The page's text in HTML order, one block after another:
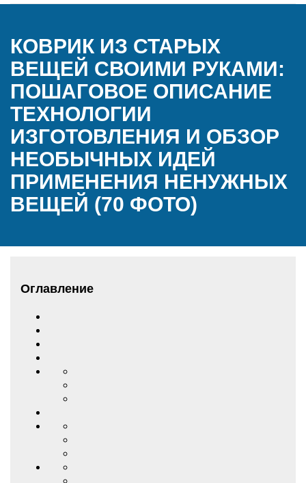
КОВРИК ИЗ СТАРЫХ
ВЕЩЕЙ СВОИМИ РУКАМИ:
ПОШАГОВОЕ ОПИСАНИЕ
ТЕХНОЛОГИИ
ИЗГОТОВЛЕНИЯ И ОБЗОР
НЕОБЫЧНЫХ ИДЕЙ
ПРИМЕНЕНИЯ НЕНУЖНЫХ
ВЕЩЕЙ (70 ФОТО)
Оглавление